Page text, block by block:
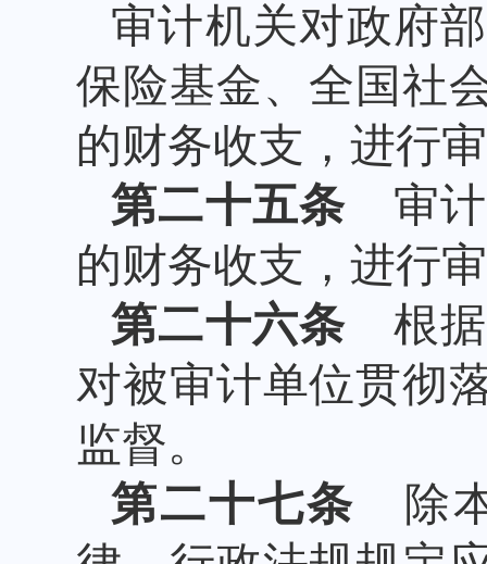
审计机关对政府
保险基金、全国社
的财务收支，进行
第二十五条 审计
的财务收支，进行
第二十六条 根据
对被审计单位贯彻
监督。
第二十七条 除